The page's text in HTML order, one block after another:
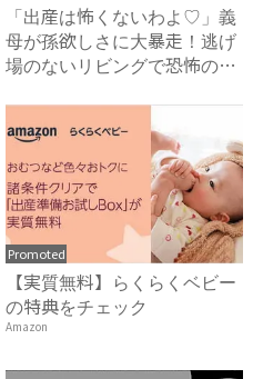
「出産は怖くないわよ♡」義
母が孫欲しさに大暴走！逃げ
場のないリビングで恐怖の1
Promoted
【実質無料】らくらくベビー
の特典をチェック
Amazon